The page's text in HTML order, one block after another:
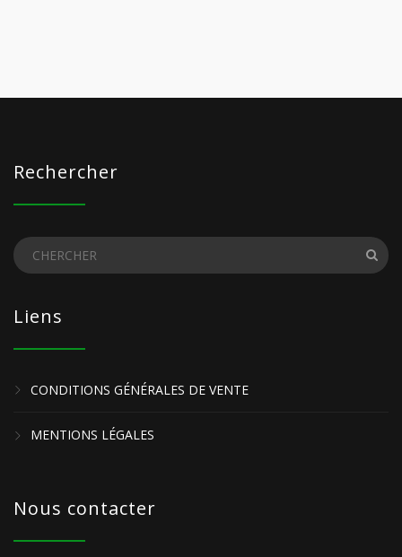
Rechercher
Liens
CONDITIONS GÉNÉRALES DE VENTE
MENTIONS LÉGALES
Nous contacter